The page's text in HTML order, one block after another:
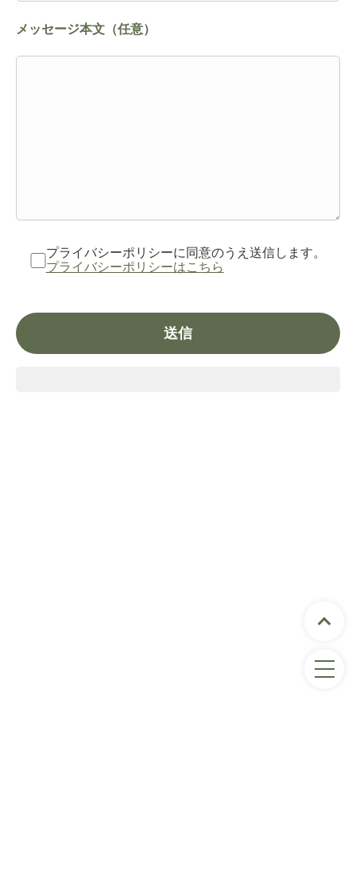
メッセージ本文（任意）
プライバシーポリシーに同意のうえ送信します。
プライバシーポリシーはこちら